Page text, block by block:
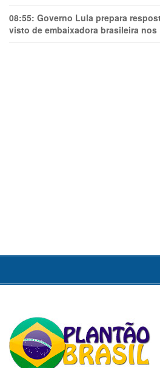
08:55: Governo Lula prepara
visto de embaixadora brasileira nos